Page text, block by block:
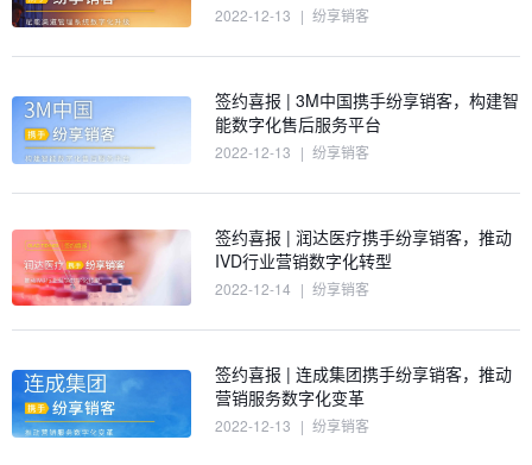
2022-12-13 | 纷享销客
签约喜报 | 3M中国携手纷享销客，构建智
能数字化售后服务平台
2022-12-13 | 纷享销客
签约喜报 | 润达医疗携手纷享销客，推动
IVD行业营销数字化转型
2022-12-14 | 纷享销客
签约喜报 | 连成集团携手纷享销客，推动
营销服务数字化变革
2022-12-13 | 纷享销客